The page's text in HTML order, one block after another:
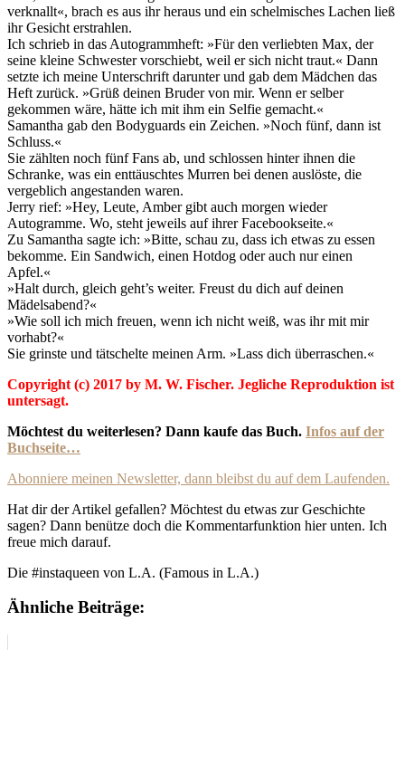
verknallt«, brach es aus ihr heraus und ein schelmisches Lachen ließ
ihr Gesicht erstrahlen.
Ich schrieb in das Autogrammheft: »Für den verliebten Max, der
seine kleine Schwester vorschiebt, weil er sich nicht traut.« Dann
setzte ich meine Unterschrift darunter und gab dem Mädchen das
Heft zurück. »Grüß deinen Bruder von mir. Wenn er selber
gekommen wäre, hätte ich mit ihm ein Selfie gemacht.«
Samantha gab den Bodyguards ein Zeichen. »Noch fünf, dann ist
Schluss.«
Sie zählten noch fünf Fans ab, und schlossen hinter ihnen die
Schranke, was ein enttäuschtes Murren bei denen auslöste, die
vergeblich angestanden waren.
Jerry rief: »Hey, Leute, Amber gibt auch morgen wieder
Autogramme. Wo, steht jeweils auf ihrer Facebookseite.«
Zu Samantha sagte ich: »Bitte, schau zu, dass ich etwas zu essen
bekomme. Ein Sandwich, einen Hotdog oder auch nur einen
Apfel.«
»Halt durch, gleich geht’s weiter. Freust du dich auf deinen
Mädelsabend?«
»Wie soll ich mich freuen, wenn ich nicht weiß, was ihr mit mir
vorhabt?«
Sie grinste und tätschelte meinen Arm. »Lass dich überraschen.«
Copyright (c) 2017 by M. W. Fischer. Jegliche Reproduktion ist
untersagt.
Möchtest du weiterlesen? Dann kaufe das Buch. Infos auf der
Buchseite…
Abonniere meinen Newsletter, dann bleibst du auf dem Laufenden.
Hat dir der Artikel gefallen? Möchtest du etwas zur Geschichte
sagen? Dann benütze doch die Kommentarfunktion hier unten. Ich
freue mich darauf.
Die #instaqueen von L.A. (Famous in L.A.)
Ähnliche Beiträge: